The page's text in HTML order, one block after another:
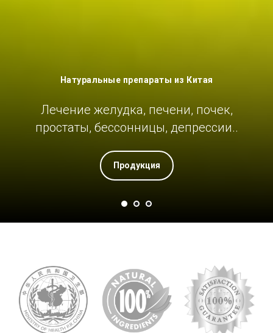
Натуральные препараты из Китая
Лечение желудка, печени, почек,
простаты, бессонницы, депрессии..
Продукция